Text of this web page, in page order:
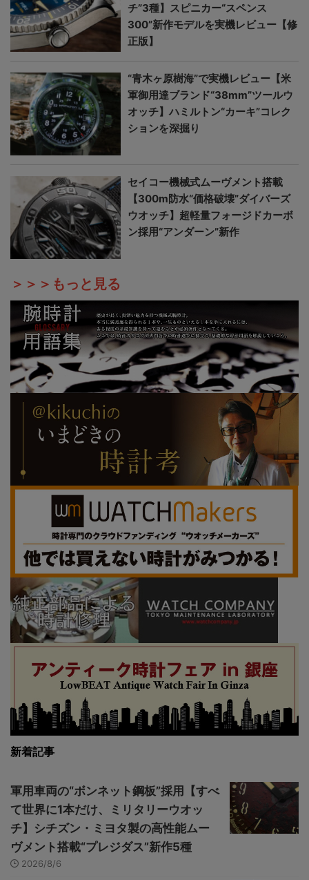
チ”3種】スピニカー“スペンス
300”新作モデルを実機レビュー【修
正版】
“青木ヶ原樹海”で実機レビュー【米
軍御用達ブランド“38mm”ツールウ
オッチ】ハミルトン“カーキ”コレク
ションを深掘り
セイコー機械式ムーヴメント搭載
【300m防水“価格破壊”ダイバーズ
ウオッチ】超軽量フォージドカーボ
ン採用“アンダーン”新作
＞＞＞もっと見る
新着記事
軍用車両の“ボンネット鋼板”採用【すべ
て世界に1本だけ、ミリタリーウオッ
チ】シチズン・ミヨタ製の高性能ムー
ヴメント搭載“プレジダス”新作5種
2026/8/6